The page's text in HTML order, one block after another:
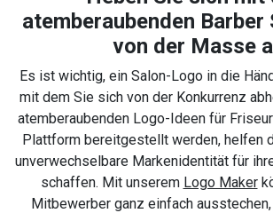
atemberaubenden Barber
von der Masse
Es ist wichtig, ein Salon-Logo in die
mit dem Sie sich von der Konkurrenz
atemberaubenden Logo-Ideen für
Plattform bereitgestellt werden, helfen
unverwechselbare Markenidentität für
schaffen. Mit unserem Logo Maker
Mitbewerber ganz einfach